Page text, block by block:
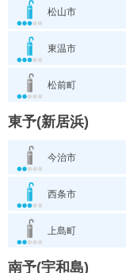
松山市
東温市
松前町
東予(新居浜)
今治市
西条市
上島町
南予(宇和島)